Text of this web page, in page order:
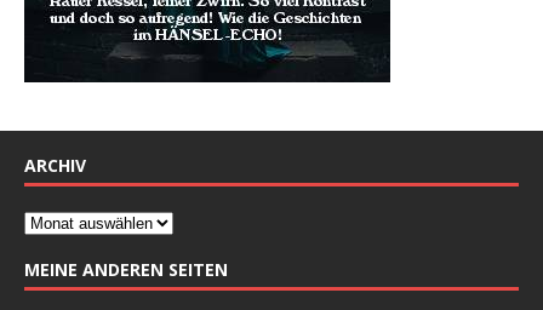
ARCHIV
MEINE ANDEREN SEITEN